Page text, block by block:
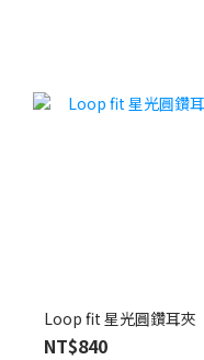
Loop fit 星光圓鑽耳夾
NT$840